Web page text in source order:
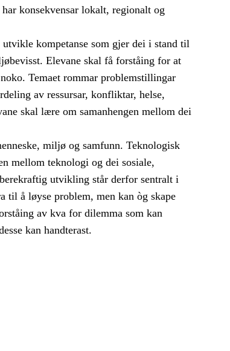
konsekvensar lokalt, regionalt og
kompetanse som gjer dei i stand til
Elevane skal få forståing for at
Temaet rommar problemstillingar
av ressursar, konfliktar, helse,
skal lære om samanhengen mellom dei
miljø og samfunn. Teknologisk
mellom teknologi og dei sosiale,
utvikling står derfor sentralt i
til å løyse problem, men kan òg skape
av kva for dilemma som kan
kan handterast.